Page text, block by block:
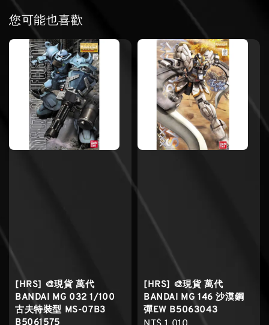
您可能也喜歡
[HRS] 🎨現貨 萬代
BANDAI MG 032 1/100
古夫特裝型 MS-07B3
[HRS] 🎨現貨 萬代
BANDAI MG 146 沙漠鋼
彈EW B5063043